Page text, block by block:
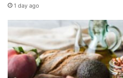
1 day ago